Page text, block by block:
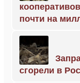
почти на
сгорели в